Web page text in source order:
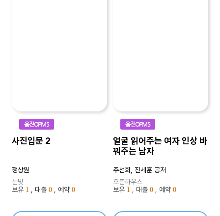
웅진OPMS
사진입문 2
정상원
눈빛
보유 1 , 대출 0 , 예약 0
웅진OPMS
얼굴 읽어주는 여자 인상 바
꿔주는 남자
주선희, 진세훈 공저
오픈하우스
보유 1 , 대출 0 , 예약 0